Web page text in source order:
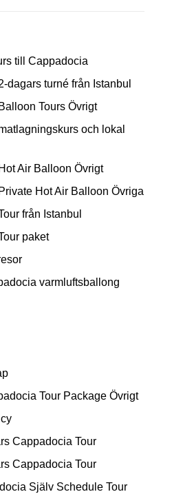
till Cappadocia
dagars turné från Istanbul
Tours Övrigt
och lokal
Air Balloon Övrigt
Hot Air Balloon Övriga
från Istanbul
paket
varmluftsballong
Tour Package Övrigt
Cappadocia Tour
Cappadocia Tour
Själv Schedule Tour